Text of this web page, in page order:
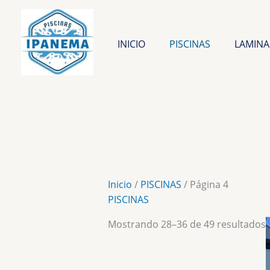
contenido
INICIO PISCINAS
Inicio / PISCINAS / Página 4
PISCINAS
Mostrando 28–36 de 49 resultados